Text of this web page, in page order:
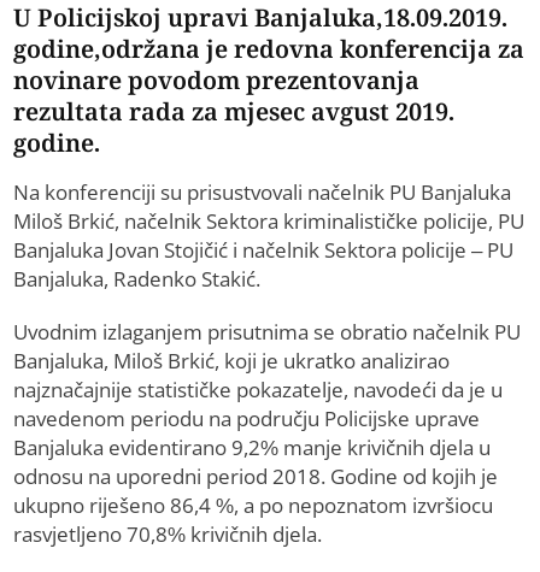
U Policijskoj upravi Banjaluka,18.09.2019.
godine,održana je redovna konferencija za
novinare povodom prezentovanja
rezultata rada za mjesec avgust 2019.
godine.
Na konferenciji su prisustvovali načelnik PU Banjaluka
Miloš Brkić, načelnik Sektora kriminalističke policije, PU
Banjaluka Jovan Stojičić i načelnik Sektora policije – PU
Banjaluka, Radenko Stakić.
Uvodnim izlaganjem prisutnima se obratio načelnik PU
Banjaluka, Miloš Brkić, koji je ukratko analizirao
najznačajnije statističke pokazatelje, navodeći da je u
navedenom periodu na području Policijske uprave
Banjaluka evidentirano 9,2% manje krivičnih djela u
odnosu na uporedni period 2018. Godine od kojih je
ukupno riješeno 86,4 %, a po nepoznatom izvršiocu
rasvjetljeno 70,8% krivičnih djela.